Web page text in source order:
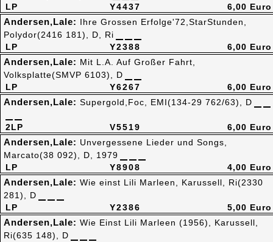
Y4437
LP
6,00 Euro
Y2388
LP
Andersen,Lale: Ihre Grossen Erfolge'72,StarStunden,
Polydor(2416 181), D, Ri
6,00 Euro
Y6267
LP
Andersen,Lale: Mit L.A. Auf Großer Fahrt,
Volksplatte(SMVP 6103), D
6,00 Euro
V5519
2LP
Andersen,Lale: Supergold,Foc, EMI(134-29 762/63), D
6,00 Euro
Y8908
LP
Andersen,Lale: Unvergessene Lieder und Songs,
Marcato(38 092), D, 1979
4,00 Euro
Y2386
LP
Andersen,Lale: Wie einst Lili Marleen, Karussell, Ri(2330
281), D
5,00 Euro
Andersen,Lale: Wie Einst Lili Marleen (1956), Karussell,
Ri(635 148), D